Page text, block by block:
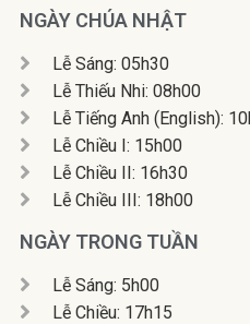
NGÀY CHÚA NHẬT
Lễ Sáng: 05h30
Lễ Thiếu Nhi: 08h00
Lễ Tiếng Anh (English):
Lễ Chiều I: 15h00
Lễ Chiều II: 16h30
Lễ Chiều III: 18h00
NGÀY TRONG TUẦN
Lễ Sáng: 5h00
Lễ Chiều: 17h15